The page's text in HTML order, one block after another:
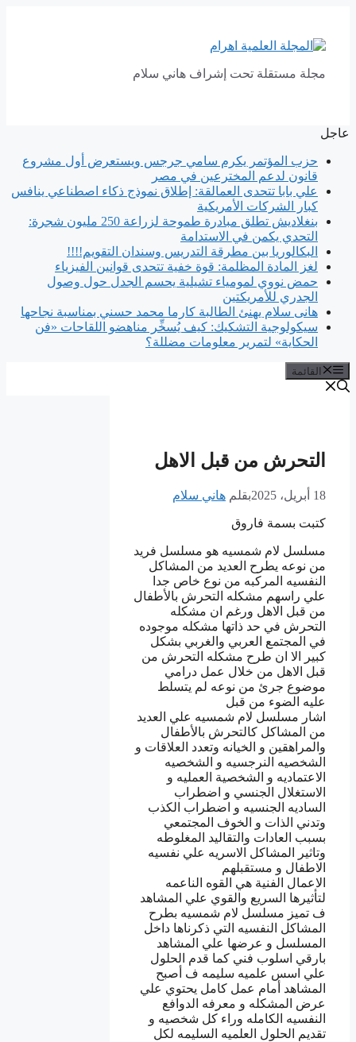
المحتوى
مجلة مستقلة تحت إشراف هاني سلام
عاجل
حزب المؤتمر يكرم سامي جرجس ويستعرض أول مشروع
قانون لدعم المخترعين في مصر
علي بابا تتحدى العمالقة: إطلاق نموذج ذكاء اصطناعي ينافس
كبار الشركات الأمريكية
بنغلاديش تطلق مبادرة طموحة لزراعة 250 مليون شجرة:
التحدي يكمن في الاستدامة
البكالوريا بين مطرقة التدريس وسندان التقويم!!!!
لغز المادة المظلمة: قوة خفية تتحدى قوانين الفيزياء
حمض نووي لمومياء تشيلية يحسم الجدل حول وصول
الجدري للأمريكتين
هانى سلام يهنئ الطالبة كارما محمد حسني بمناسبة نجاحها
سيكولوجية التشكيك: كيف يُسخِّر مناهضو اللقاحات «فن
الحكاية» لتمرير معلومات مضللة؟
القائمة
التحرش من قبل الاهل
18 أبريل، 2025 بقلم هاني سلام
كتبت بسمة فاروق
مسلسل لام شمسيه هو مسلسل فريد
من نوعه يطرح العديد من المشاكل
النفسيه المركبه من نوع خاص جدا
علي راسهم مشكله التحرش بالأطفال
من قبل الاهل ورغم ان مشكله
التحرش في حد ذاتها مشكله موجوده
في المجتمع العربي والغربي بشكل
كبير الا ان طرح مشكله التحرش من
قبل الاهل من خلال عمل درامي
موضوع جرئ من نوعه لم يتسلط
عليه الضوء من قبل
اشار مسلسل لام شمسيه علي العديد
من المشاكل كالتحرش بالأطفال
والمراهقين و الخيانه وتعدد العلاقات و
الشخصيه النرجسيه و الشخصيه
الاعتماديه و الشخصية العمليه و
الاستغلال الجنسي و اضطراب
الساديه الجنسيه و اضطراب الكذب
وتدني الذات و الخوف المجتمعي
بسبب العادات والتقاليد المغلوطه
وتاثير المشاكل الاسريه علي نفسيه
الاطفال و مستقبلهم
الاعمال الفنية هي القوه الناعمه
لتأثيرها السريع والقوي علي المشاهد
ف تميز مسلسل لام شمسيه بطرح
المشاكل النفسيه التي ذكرناها داخل
المسلسل و عرضها علي المشاهد
بارقي اسلوب فني كما قدم الحلول
علي اسس علميه سليمه ف أصبح
المشاهد أمام عمل كامل يحتوي علي
عرض المشكله و معرفه الدوافع
النفسيه الكامله وراء كل شخصيه و
تقديم الحلول العلميه السليمه لكل